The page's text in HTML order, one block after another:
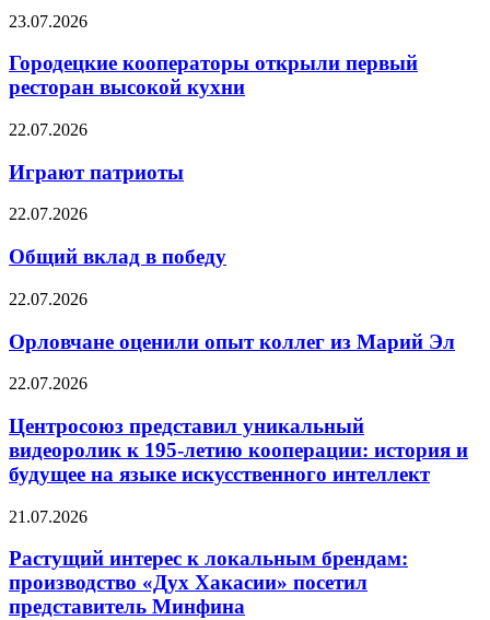
23.07.2026
Городецкие кооператоры открыли первый
ресторан высокой кухни
22.07.2026
Играют патриоты
22.07.2026
Общий вклад в победу
22.07.2026
Орловчане оценили опыт коллег из Марий Эл
22.07.2026
Центросоюз представил уникальный
видеоролик к 195-летию кооперации: история и
будущее на языке искусственного интеллект
21.07.2026
Растущий интерес к локальным брендам:
производство «Дух Хакасии» посетил
представитель Минфина